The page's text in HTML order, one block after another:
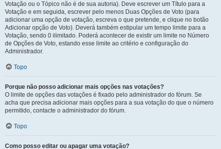
Votação ou o Tópico não é de sua autoria). Deve escrever um Título para a
Votação e em seguida, escrever pelo menos Duas Opções de Voto (para
adicionar uma opção de votação, escreva o que pretende, e clique no botão
Adicionar opção de Voto). Deverá também estipular um tempo limite para a
Votação, sendo 0 ilimitado. Poderá acontecer de existir um limite no Número
de Opções de Voto, estando esse limite ao critério e configuração do
Administrador.
Topo
Porque não posso adicionar mais opções nas votações?
O limite de opções das votações é fixado pelo administrador do fórum. Se
acha que precisa adicionar mais opções para a sua votação do que o número
permitido, contacte o administrador do fórum.
Topo
Como posso editar ou apagar uma votação?